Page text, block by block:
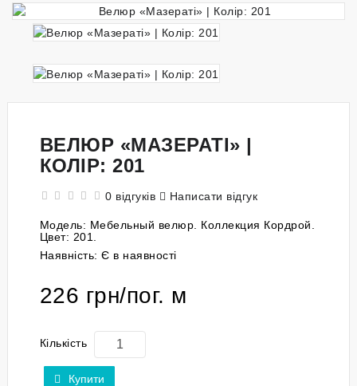
ВЕЛЮР «МАЗЕРАТІ» |
КОЛІР: 201
0 відгуків Написати відгук
Модель: Мебельный велюр. Коллекция Кордрой.
Цвет: 201.
Наявність: Є в наявності
226 грн/пог. м
Кількість
Купити